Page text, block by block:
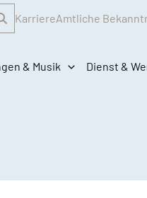
KarriereAmtliche
& Musik Dienst &